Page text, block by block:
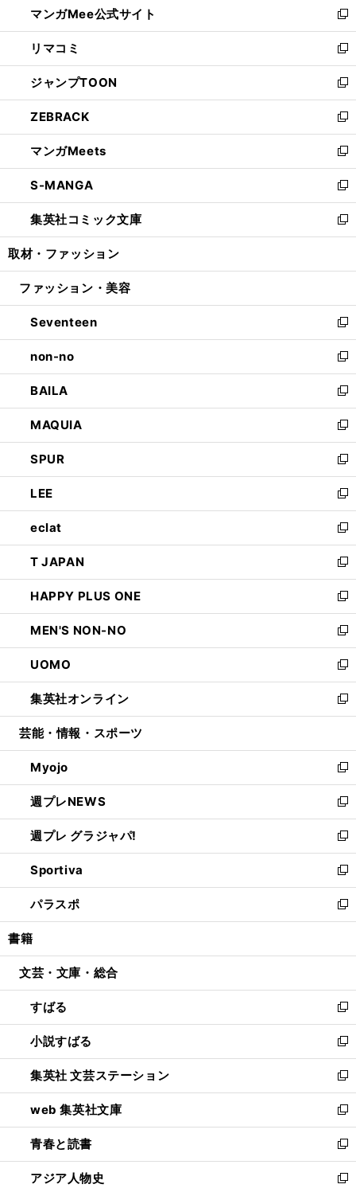
く
ド
ウ
で
開
く
ィ
ン
ド
ウ
で
開
く
い
ウ
ィ
ン
ド
ウ
で
開
く
マンガMee公式サイト
新
し
い
ウ
ィ
ン
ド
ウ
で
開
く
リマコミ
新
し
い
ウ
ィ
ン
ド
ウ
で
開
く
ジャンプTOON
新
し
い
ウ
ィ
ン
ド
ウ
で
開
ZEBRACK
新
し
い
ウ
ィ
ン
ド
ウ
開
マンガMeets
新
し
い
ウ
ィ
ン
ウ
開
く
S-MANGA
新
し
い
ウ
ン
ウ
で
開
く
集英社コミック文庫
新
し
ウ
ン
ド
ウ
で
開
く
取材・ファッション
ファッション・美容
Seventeen
新
し
い
ウ
ィ
ン
ド
ウ
で
開
く
non-no
新
し
い
ウ
ィ
ン
ド
ウ
で
開
く
BAILA
新
し
い
ウ
ィ
ン
ド
ウ
で
開
く
MAQUIA
新
し
い
ウ
ィ
ン
ド
ウ
で
開
く
SPUR
新
し
い
ウ
ィ
ン
ド
ウ
で
開
く
LEE
新
し
い
ウ
ィ
ン
ド
ウ
で
開
く
eclat
新
し
い
ウ
ィ
ン
ド
ウ
で
開
く
T JAPAN
新
し
い
ウ
ィ
ン
ド
ウ
で
開
HAPPY PLUS ONE
新
し
い
ウ
ィ
ン
ド
ウ
開
く
MEN'S NON-NO
新
し
い
ウ
ィ
ン
ウ
で
開
く
UOMO
新
し
い
ウ
ン
ド
ウ
で
開
く
集英社オンライン
新
し
ウ
ィ
ン
ド
ウ
で
開
く
芸能・情報・スポーツ
Myojo
新
し
い
ウ
ィ
ン
ド
ウ
で
開
週プレNEWS
新
し
い
ウ
ィ
ン
ド
ウ
開
週プレ グラジャパ!
新
し
い
ウ
ィ
ン
ウ
開
く
Sportiva
新
し
い
ウ
ン
ウ
で
開
く
パラスポ
新
し
ウ
ン
ド
ウ
で
開
く
書籍
文芸・文庫・総合
すばる
新
し
い
ウ
ィ
ン
ド
ウ
で
開
く
小説すばる
新
し
い
ウ
ィ
ン
ド
ウ
で
集英社 文芸ステーション
新
し
い
ウ
ィ
ン
ド
web 集英社文庫
新
し
い
ウ
ィ
青春と読書
新
し
い
アジア人物史
新